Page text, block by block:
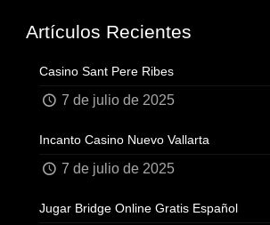
Artículos Recientes
Casino Sant Pere Ribes
7 de julio de 2025
Incanto Casino Nuevo Vallarta
7 de julio de 2025
Jugar Bridge Online Gratis Español